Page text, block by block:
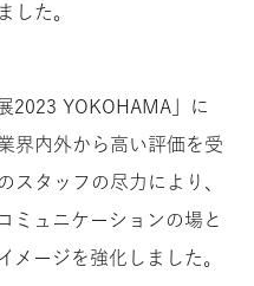
した。
2023 YOKOHAMA」に
界内外から高い評価を受
スタッフの尽力により、
ミュニケーションの場と
メージを強化しました。